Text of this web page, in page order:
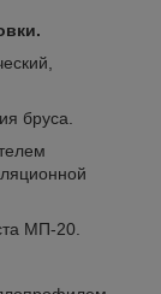
бруса.
МП-20.